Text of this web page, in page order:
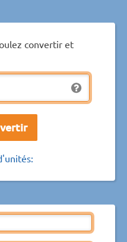
convertir et